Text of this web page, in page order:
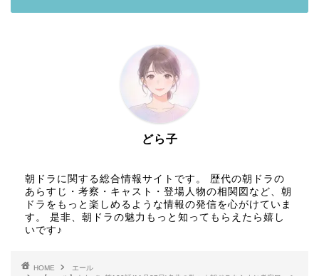
どら子
朝ドラに関する総合情報サイトです。 歴代の朝ドラの
あらすじ・考察・キャスト・登場人物の相関図など、朝
ドラをもっと楽しめるような情報の発信を心がけていま
す。 是非、朝ドラの魅力もっと知ってもらえたら嬉し
いです♪
HOME
エール